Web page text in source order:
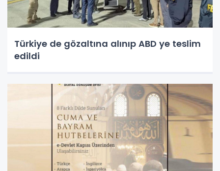
Türkiye de gözaltına alınıp ABD ye teslim
edildi